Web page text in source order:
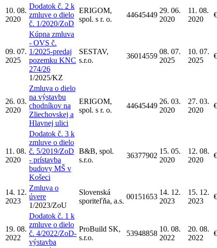
10. 08.
2020
Dodatok č. 2 k
zmluve o dielo
č. 1/2020/ZoD
ERIGOM,
spol. s r. o.
44645449
29. 06.
2020
11. 08.
2020
09. 07.
2025
Kúpna zmluva
- OVS č.
1/2025-predaj
pozemku KNC
274/26
1/2025/KZ
SESTAV,
s.r.o.
36014559
08. 07.
2025
10. 07.
2025
26. 03.
2020
Zmluva o dielo
na výstavbu
chodníkov na
Zliechovskej a
Hlavnej ulici
ERIGOM,
spol. s r. o.
44645449
26. 03.
2020
27. 03.
2020
11. 08.
2020
Dodatok č. 3 k
zmluve o dielo
č. 5/2019/ZoD
- prístavba
budovy MŠ v
Košeci
B&B, spol.
s.r.o.
36377902
15. 05.
2020
12. 08.
2020
14. 12.
2023
Zmluva o
úvere
1/2023/ZoU
Slovenská
sporiteľňa, a.s.
00151653
14. 12.
2023
15. 12.
2023
19. 08.
2022
Dodatok č. 1 k
zmluve o dielo
č. 4/2022/ZoD-
výstavba
ProBuild SK,
s.r.o.
53948858
10. 08.
2022
20. 08.
2022